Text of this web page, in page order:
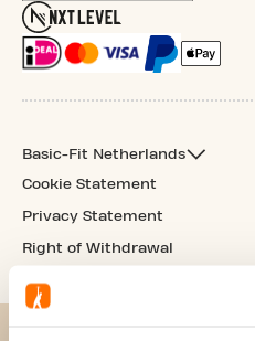
Basic-Fit Netherlands
Cookie Statement
Privacy Statement
Right of Withdrawal